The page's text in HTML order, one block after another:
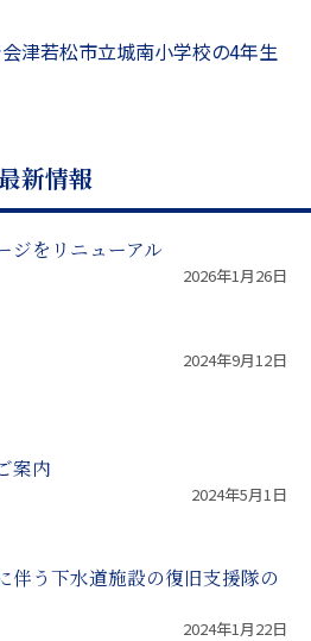
津若松市立城南小学校の4年生
新情報
ジをリニューアル
2026年1月26日
2024年9月12日
案内
2024年5月1日
伴う下水道施設の復旧支援隊の
2024年1月22日